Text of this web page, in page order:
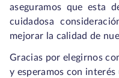
aseguramos que esta
cuidadosa
mejorar la calidad de
Gracias por elegirnos
y esperamos con